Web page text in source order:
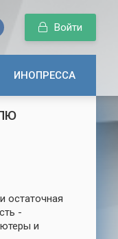
Войти
ИНОПРЕССА
остаточная
-
и